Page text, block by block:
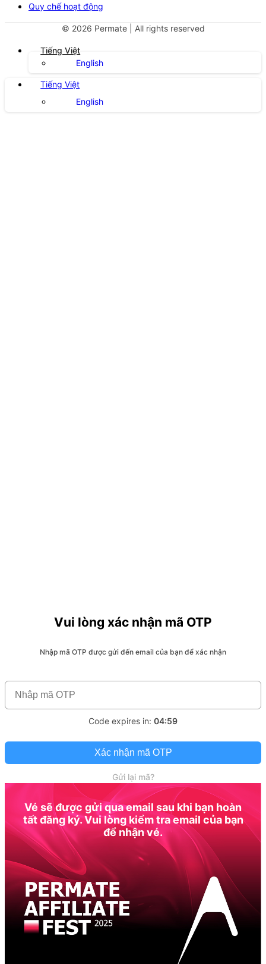
Quy chế hoạt động
© 2026 Permate | All rights reserved
Tiếng Việt
English
Tiếng Việt
English
Vui lòng xác nhận mã OTP
Nhập mã OTP được gửi đến email của bạn để xác nhận
Code expires in: 04:59
Xác nhận mã OTP
Gửi lại mã?
Vé sẽ được gửi qua email sau khi bạn hoàn
tất đăng ký. Vui lòng kiểm tra email của bạn
để nhận vé.